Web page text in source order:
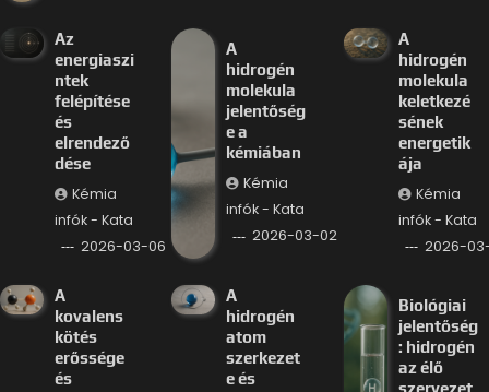
Az
energiaszi
ntek
felépítése
és
elrendező
dése
Kémia
infók - Kata
2026-03-06
A
hidrogén
molekula
jelentőség
e a
kémiában
Kémia
infók - Kata
2026-03-02
A
hidrogén
molekula
keletkezé
sének
energetik
ája
Kémia
infók - Kata
2026-
A
kovalens
kötés
erőssége
és
A
hidrogén
atom
szerkezet
e és
Biológiai
jelentőség
: hidrogén
az élő